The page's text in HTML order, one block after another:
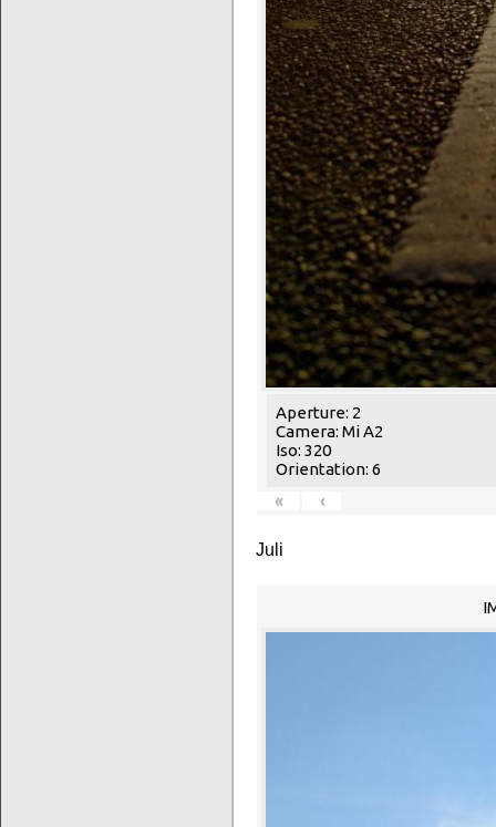
Aperture: 2
Camera: Mi A2
Iso: 320
Orientation: 6
«
‹
Juli